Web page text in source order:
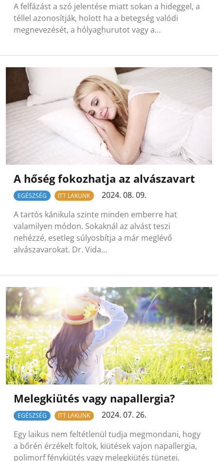
A felfázást a szó jelentése miatt sokan a hideggel, a
téllel azonosítják, holott ha a betegség valódi
megnevezését, a hólyaghurutot vagy a…
A hőség fokozhatja az alvászavart
EGÉSZSÉG ITT LAKUNK
2024. 08. 09.
A tartós kánikula szinte minden emberre hat
valamilyen módon. Sokaknál az alvást teszi
nehézzé, esetleg súlyosbítja a már meglévő
alvászavarokat. Dr. Vida…
Melegkiütés vagy napallergia?
EGÉSZSÉG ITT LAKUNK
2024. 07. 26.
Egy laikus nem feltétlenül tudja megmondani, hogy
a bőrén érzékelt foltok, kiütések vajon napallergia,
polimorf fénykiütés vagy melegkiütés tünetei,